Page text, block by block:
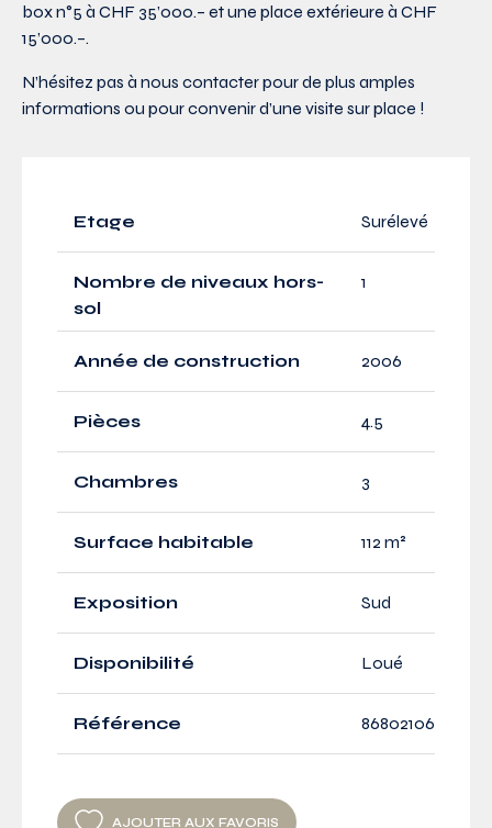
box n°5 à CHF 35’000.– et une place extérieure à CHF
15’000.–.
N’hésitez pas à nous contacter pour de plus amples
informations ou pour convenir d’une visite sur place !
Etage Surélevé
Nombre de niveaux hors-
sol
1
Année de construction 2006
Pièces 4.5
Chambres 3
Surface habitable 112 m²
Exposition Sud
Disponibilité Loué
Référence 86802106
AJOUTER AUX FAVORIS